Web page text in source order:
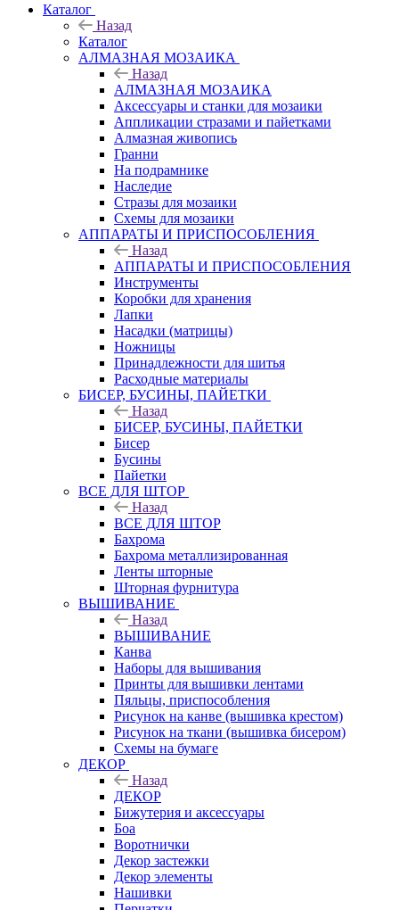
Каталог
Назад
Каталог
АЛМАЗНАЯ МОЗАИКА
Назад
АЛМАЗНАЯ МОЗАИКА
Аксессуары и станки для мозаики
Аппликации стразами и пайетками
Алмазная живопись
Гранни
На подрамнике
Наследие
Стразы для мозаики
Схемы для мозаики
АППАРАТЫ И ПРИСПОСОБЛЕНИЯ
Назад
АППАРАТЫ И ПРИСПОСОБЛЕНИЯ
Инструменты
Коробки для хранения
Лапки
Насадки (матрицы)
Ножницы
Принадлежности для шитья
Расходные материалы
БИСЕР, БУСИНЫ, ПАЙЕТКИ
Назад
БИСЕР, БУСИНЫ, ПАЙЕТКИ
Бисер
Бусины
Пайетки
ВСЕ ДЛЯ ШТОР
Назад
ВСЕ ДЛЯ ШТОР
Бахрома
Бахрома металлизированная
Ленты шторные
Шторная фурнитура
ВЫШИВАНИЕ
Назад
ВЫШИВАНИЕ
Канва
Наборы для вышивания
Принты для вышивки лентами
Пяльцы, приспособления
Рисунок на канве (вышивка крестом)
Рисунок на ткани (вышивка бисером)
Схемы на бумаге
ДЕКОР
Назад
ДЕКОР
Бижутерия и аксессуары
Боа
Воротнички
Декор застежки
Декор элементы
Нашивки